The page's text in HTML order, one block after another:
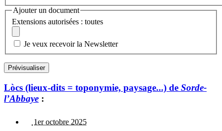
Ajouter un document
Extensions autorisées : toutes
Je veux recevoir la Newsletter
Lòcs (lieux-dits = toponymie, paysage...) de Sorde-
l’Abbaye :
1er octobre 2025